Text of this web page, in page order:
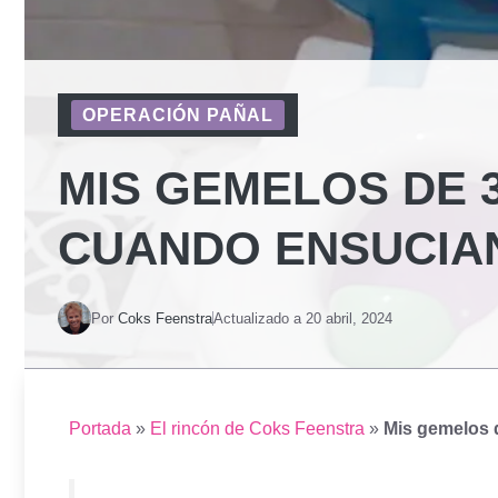
OPERACIÓN PAÑAL
MIS GEMELOS DE
CUANDO
Por Coks FeenstraActualizado a 20 abril, 2024
Portada » El rincón de Coks Feenstra » Mis gemelos